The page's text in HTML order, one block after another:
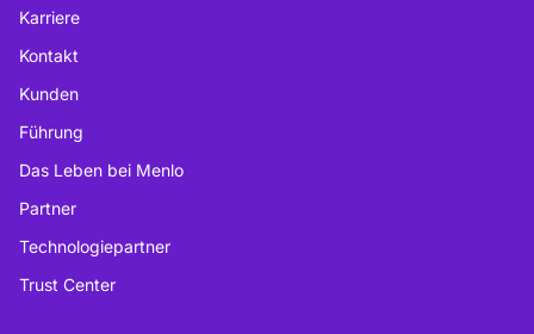
Karriere
Kontakt
Kunden
Führung
Das Leben bei Menlo
Partner
Technologiepartner
Trust Center